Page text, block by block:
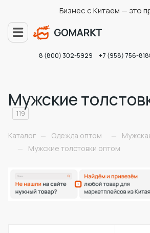
Бизнес с Китаем — это
8 (800) 302-5929 +7 (958) 756-
Мужские
119
Каталог — Одежда оптом —
—
Мужские толстовки оптом